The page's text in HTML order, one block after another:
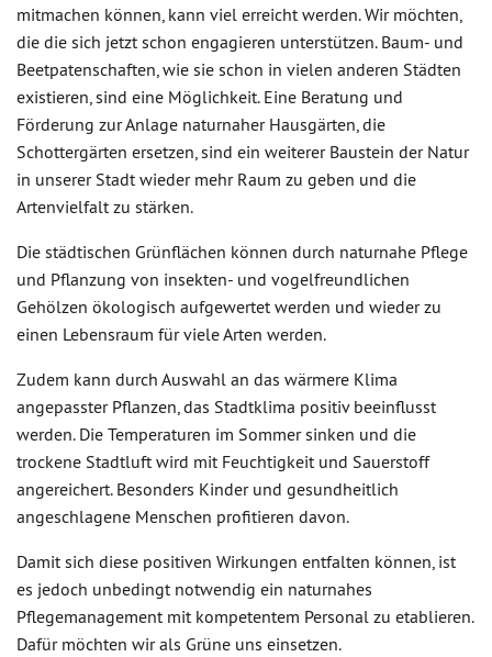
mitmachen können, kann viel erreicht werden. Wir möchten,
die die sich jetzt schon engagieren unterstützen. Baum- und
Beetpatenschaften, wie sie schon in vielen anderen Städten
existieren, sind eine Möglichkeit. Eine Beratung und
Förderung zur Anlage naturnaher Hausgärten, die
Schottergärten ersetzen, sind ein weiterer Baustein der Natur
in unserer Stadt wieder mehr Raum zu geben und die
Artenvielfalt zu stärken.
Die städtischen Grünflächen können durch naturnahe Pflege
und Pflanzung von insekten- und vogelfreundlichen
Gehölzen ökologisch aufgewertet werden und wieder zu
einen Lebensraum für viele Arten werden.
Zudem kann durch Auswahl an das wärmere Klima
angepasster Pflanzen, das Stadtklima positiv beeinflusst
werden. Die Temperaturen im Sommer sinken und die
trockene Stadtluft wird mit Feuchtigkeit und Sauerstoff
angereichert. Besonders Kinder und gesundheitlich
angeschlagene Menschen profitieren davon.
Damit sich diese positiven Wirkungen entfalten können, ist
es jedoch unbedingt notwendig ein naturnahes
Pflegemanagement mit kompetentem Personal zu etablieren.
Dafür möchten wir als Grüne uns einsetzen.